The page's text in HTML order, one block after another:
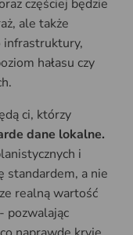
częściej będzie
ale także
hałasu czy
ci, którzy
dane lokalne.
i
standardem, a nie
realną wartość
pozwalając